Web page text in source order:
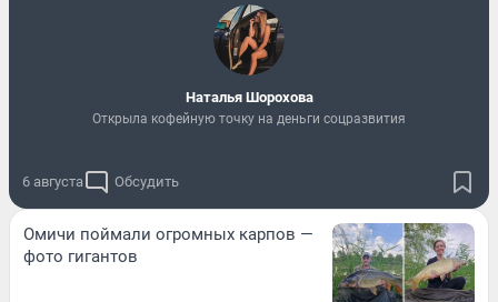
Наталья Шорохова
Открыла кофейную точку на деньги соцразвития
6 августа Обсудить
Омичи поймали огромных карпов —
фото гигантов